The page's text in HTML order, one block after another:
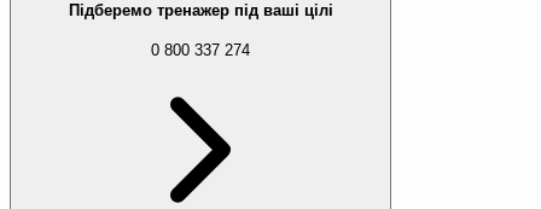
Підберемо тренажер під ваші цілі
0 800 337 274